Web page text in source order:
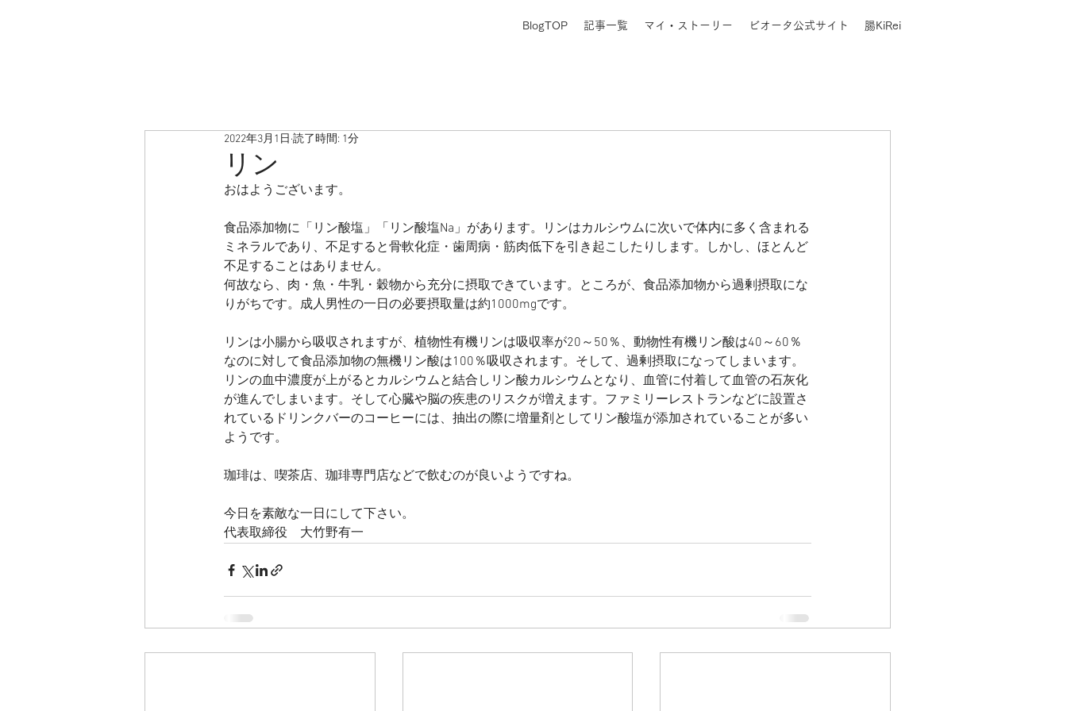
BlogTOP 記事一覧 マイ・ストーリー ビオータ公式サイト 腸KiRei
リン
2022年3月1日 読了時間: 1分
おはようございます。
食品添加物に「リン酸塩」「リン酸塩Na」があります。リンはカルシウムに次いで体内に多く含まれる
ミネラルであり、不足すると骨軟化症・歯周病・筋肉低下を引き起こしたりします。しかし、ほとんど
不足することはありません。
何故なら、肉・魚・牛乳・穀物から充分に摂取できています。ところが、食品添加物から過剰摂取にな
りがちです。成人男性の一日の必要摂取量は約1000mgです。
リンは小腸から吸収されますが、植物性有機リンは吸収率が20～50％、動物性有機リン酸は40～60％
なのに対して食品添加物の無機リン酸は100％吸収されます。そして、過剰摂取になってしまいます。
リンの血中濃度が上がるとカルシウムと結合しリン酸カルシウムとなり、血管に付着して血管の石灰化
が進んでしまいます。そして心臓や脳の疾患のリスクが増えます。ファミリーレストランなどに設置さ
れているドリンクバーのコーヒーには、抽出の際に増量剤としてリン酸塩が添加されていることが多い
ようです。
珈琲は、喫茶店、珈琲専門店などで飲むのが良いようですね。
今日を素敵な一日にして下さい。
代表取締役　大竹野有一